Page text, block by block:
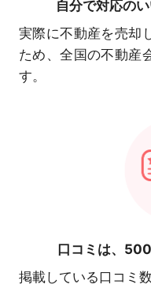
自分で対応の
実際に不動産を売却
ため、全国の不動産
す。
口コミは、
掲載している口コミ